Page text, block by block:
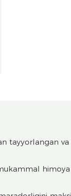
tayyorlangan va